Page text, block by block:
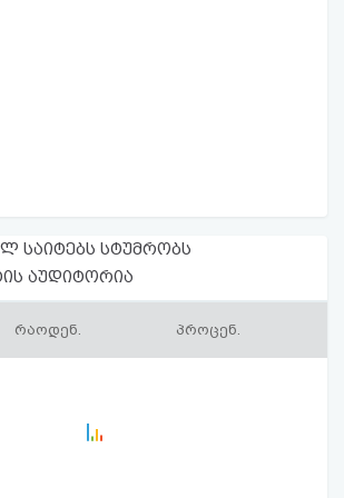
საიტებს სტუმრობს
აუდიტორია
რაოდენ. პროცენ.